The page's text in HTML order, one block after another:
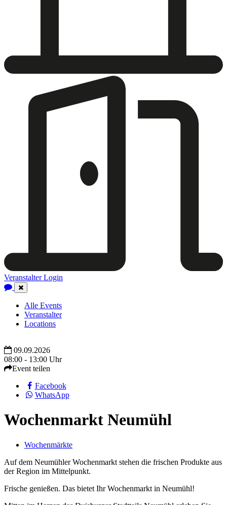
Veranstalter Login
Close
Navigation
Alle Events
Veranstalter
Locations
09.09.2026
08:00 - 13:00 Uhr
Event teilen
Facebook
WhatsApp
Wochenmarkt Neumühl
Wochenmärkte
Auf dem Neumühler Wochenmarkt stehen die frischen Produkte aus
der Region im Mittelpunkt.
Frische genießen. Das bietet Ihr Wochenmarkt in Neumühl!